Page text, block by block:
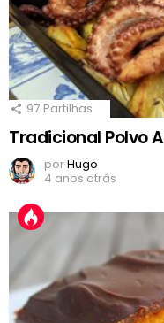
97 Partilhas
Tradicional Polvo
porHugo
4 anos atrás